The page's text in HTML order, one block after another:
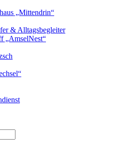
„Mittendrin“
& Alltagsbegleiter
„AmselNest“